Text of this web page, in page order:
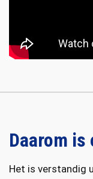
Daarom
Het is verstandig